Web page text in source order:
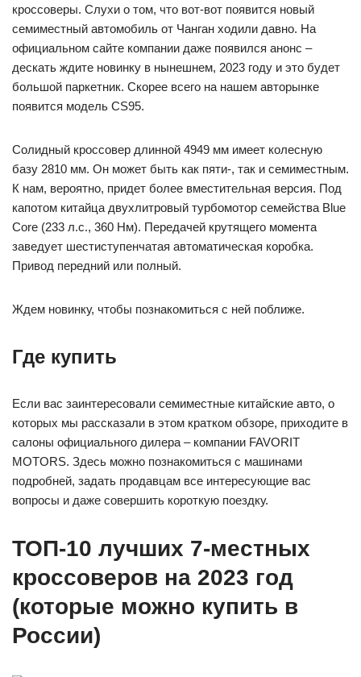
кроссоверы. Слухи о том, что вот-вот появится новый
семиместный автомобиль от Чанган ходили давно. На
официальном сайте компании даже появился анонс –
дескать ждите новинку в нынешнем, 2023 году и это будет
большой паркетник. Скорее всего на нашем авторынке
появится модель CS95.
Солидный кроссовер длинной 4949 мм имеет колесную
базу 2810 мм. Он может быть как пяти-, так и семиместным.
К нам, вероятно, придет более вместительная версия. Под
капотом китайца двухлитровый турбомотор семейства Blue
Core (233 л.с., 360 Нм). Передачей крутящего момента
заведует шестиступенчатая автоматическая коробка.
Привод передний или полный.
Ждем новинку, чтобы познакомиться с ней поближе.
Где купить
Если вас заинтересовали семиместные китайские авто, о
которых мы рассказали в этом кратком обзоре, приходите в
салоны официального дилера – компании FAVORIT
MOTORS. Здесь можно познакомиться с машинами
подробней, задать продавцам все интересующие вас
вопросы и даже совершить короткую поездку.
ТОП-10 лучших 7-местных
кроссоверов на 2023 год
(которые можно купить в
России)